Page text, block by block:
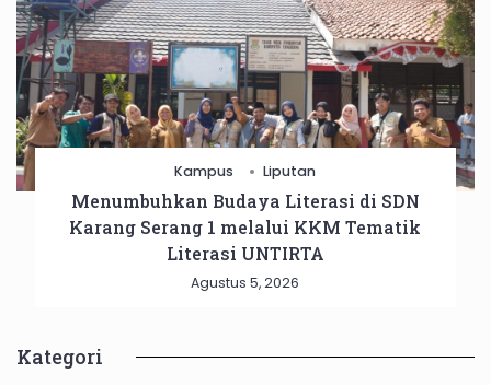
Kampus Liputan
Menumbuhkan Budaya Literasi di SDN
Karang Serang 1 melalui KKM Tematik
Literasi UNTIRTA
Agustus 5, 2026
Kategori